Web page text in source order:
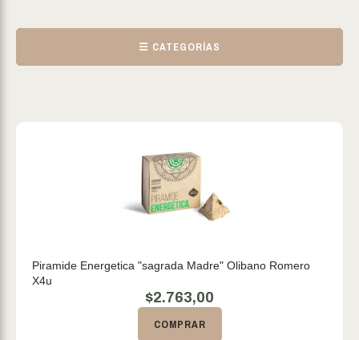
☰ CATEGORÍAS
Piramide Energetica "sagrada Madre" Olibano Romero
X4u
$2.763,00
COMPRAR